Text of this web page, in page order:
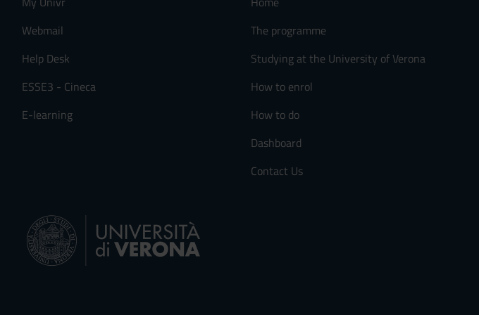
Webmail
Help Desk
ESSE3 - Cineca
E-learning
The programme
Studying at the University of Verona
How to enrol
How to do
Dashboard
Contact Us